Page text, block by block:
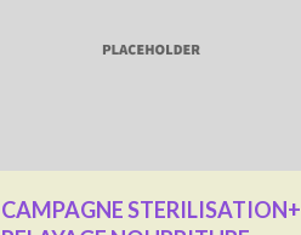
CAMPAGNE STERILISATION+